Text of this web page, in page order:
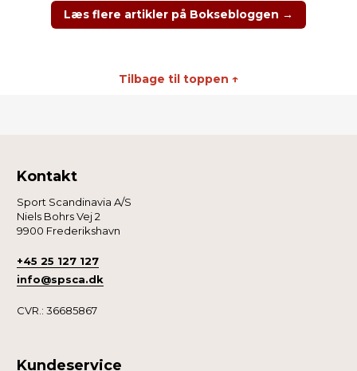
Læs flere artikler på Boksebloggen →
Tilbage til toppen ↑
Kontakt
Sport Scandinavia A/S
Niels Bohrs Vej 2
9900 Frederikshavn
+45 25 127 127
info@spsca.dk
CVR.: 36685867
Kundeservice